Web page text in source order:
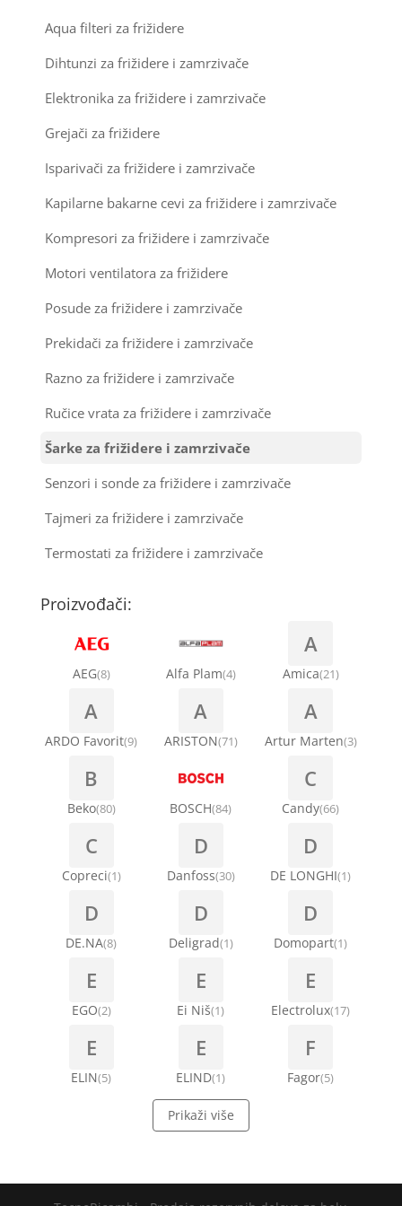
Kondenz creva
Kondenzatori za klima uređaje
Ostali materijal za montažu klima uređaja
Ventilatori za rashladne vitrine
Aqua filteri za frižidere
Dihtunzi za frižidere i zamrzivače
Elektronika za frižidere i zamrzivače
Grejači za frižidere
Isparivači za frižidere i zamrzivače
Kapilarne bakarne cevi za frižidere i zamrzivače
Kompresori za frižidere i zamrzivače
Motori ventilatora za frižidere
Posude za frižidere i zamrzivače
Prekidači za frižidere i zamrzivače
Razno za frižidere i zamrzivače
Ručice vrata za frižidere i zamrzivače
Šarke za frižidere i zamrzivače
Senzori i sonde za frižidere i zamrzivače
Tajmeri za frižidere i zamrzivače
Termostati za frižidere i zamrzivače
Proizvođači:
AEG(8) Alfa Plam(4)
A
Amica(21)
A
ARDO Favorit(9)
A
ARISTON(71)
A
Artur Marten(3)
B
Beko(80) BOSCH(84)
C
Candy(66)
C
Copreci(1)
D
Danfoss(30)
D
DE LONGHI(1)
D
DE.NA(8)
D
Deligrad(1)
D
Domopart(1)
E
EGO(2)
E
Ei Niš(1)
E
Electrolux(17)
E
ELIN(5)
E
ELIND(1)
F
Fagor(5)
Prikaži više